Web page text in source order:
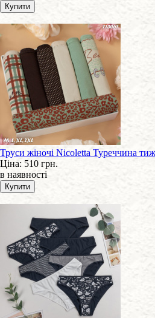
Труси жіночі Nicoletta Туреччина
Ціна: 510 грн.
в наявності